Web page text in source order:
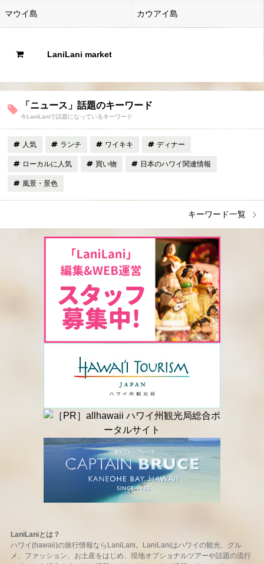
マウイ島 カウアイ島
LaniLani market
「ニュース」話題のキーワード
今LaniLaniで話題になっているキーワード
人気 ランチ ワイキキ ディナー
ローカルに人気 買い物 日本のハワイ関連情報
風景・景色
キーワード一覧
LaniLaniとは？
ハワイ(hawaii)の旅行情報ならLaniLani。LaniLaniはハワイの観光、グル
メ、ファッション、お土産をはじめ、現地オプショナルツアーや話題の流行